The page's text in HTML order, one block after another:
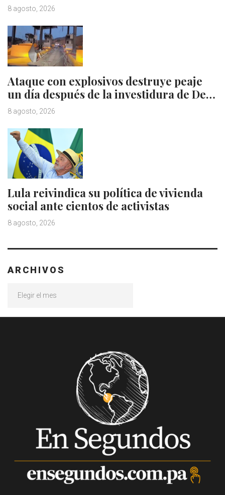
8 agosto, 2026
Ataque con explosivos destruye peaje
un día después de la investidura de De…
8 agosto, 2026
Lula reivindica su política de vivienda
social ante cientos de activistas
8 agosto, 2026
ARCHIVOS